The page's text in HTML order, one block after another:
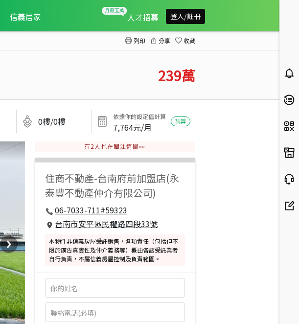
信義居家 人才招募 登入/註冊
列印 分享 收藏
239萬
0樓/0樓 依據你的設定值計算
7,764元/月
試算
有2 人也在關注這間👀
住商不動產-台南府前加盟店(永
泰豐不動產仲介有限公司)
06-7033-711#59323
台南市安平區民權路四段33號
本物件非信義房屋受託銷售，各項責任（包括但不
限於廣告真實性及仲介義務等）概由各該受託業者
自行負責，不屬信義房屋控制及負責範圍。